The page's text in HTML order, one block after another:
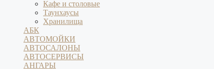
Кафе и столовые
Таунхаусы
Хранилища
АБК
АВТОМОЙКИ
АВТОСАЛОНЫ
АВТОСЕРВИСЫ
АНГАРЫ